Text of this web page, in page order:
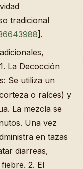
tradicional
].
La Decocción
Se utiliza un
o raíces) y
La mezcla se
Una vez
en tazas
diarreas,
2. El